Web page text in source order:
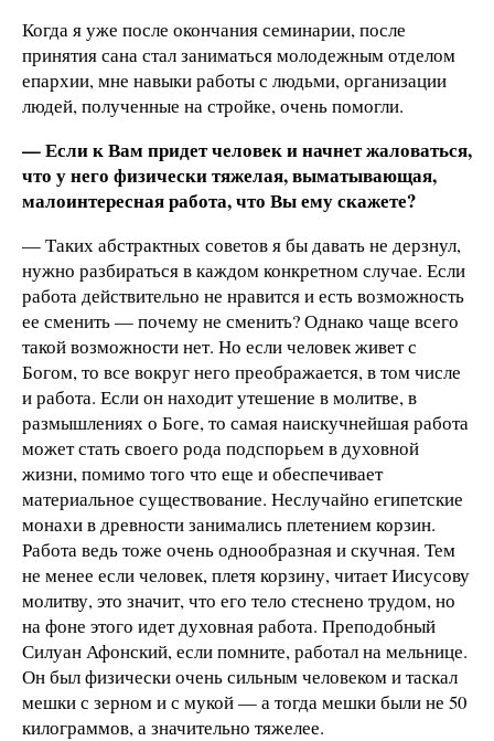
Когда я уже после окончания семинарии, после
принятия сана стал заниматься молодежным отделом
епархии, мне навыки работы с людьми, организации
людей, полученные на стройке, очень помогли.
— Если к Вам придет человек и начнет жаловаться,
что у него физически тяжелая, выматывающая,
малоинтересная работа, что Вы ему скажете?
— Таких абстрактных советов я бы давать не дерзнул,
нужно разбираться в каждом конкретном случае. Если
работа действительно не нравится и есть возможность
ее сменить — почему не сменить? Однако чаще всего
такой возможности нет. Но если человек живет с
Богом, то все вокруг него преображается, в том числе
и работа. Если он находит утешение в молитве, в
размышлениях о Боге, то самая наискучнейшая работа
может стать своего рода подспорьем в духовной
жизни, помимо того что еще и обеспечивает
материальное существование. Неслучайно египетские
монахи в древности занимались плетением корзин.
Работа ведь тоже очень однообразная и скучная. Тем
не менее если человек, плетя корзину, читает Иисусову
молитву, это значит, что его тело стеснено трудом, но
на фоне этого идет духовная работа. Преподобный
Силуан Афонский, если помните, работал на мельнице.
Он был физически очень сильным человеком и таскал
мешки с зерном и с мукой — а тогда мешки были не 50
килограммов, а значительно тяжелее.